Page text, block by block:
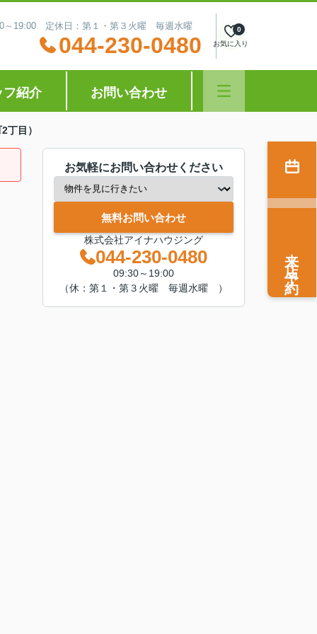
～19:00 定休日：第１・第３火曜 毎週水曜
044-230-0480 お気に入り
0
フ紹介 お問い合わせ
丁目）
お気軽にお問い合わせください
無料お問い合わせ
株式会社アイナハウジング
044-230-0480
09:30～19:00
（休：第１・第３火曜 毎週水曜 ）
来店予約